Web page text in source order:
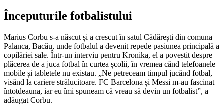
Începuturile fotbalistului
Marius Corbu s-a născut și a crescut în satul Cădărești din comuna
Palanca, Bacău, unde fotbalul a devenit repede pasiunea principală a
copilăriei sale. Într-un interviu pentru Kronika, el a povestit despre
plăcerea de a juca fotbal în curtea școlii, în vremea când telefoanele
mobile și tabletele nu existau. „Ne petreceam timpul jucând fotbal,
visând la cariere strălucitoare. FC Barcelona și Messi m-au fascinat
întotdeauna, iar eu îmi spuneam că vreau să devin un fotbalist”, a
adăugat Corbu.